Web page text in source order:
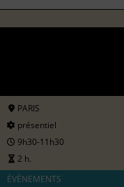
PARIS
présentiel
9h30-11h30
2 h.
ÉVÉNEMENTS